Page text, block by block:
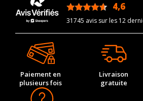
4,6
31745 avis sur les 12
Paiement en
plusieurs fois
Livraison
gratuite